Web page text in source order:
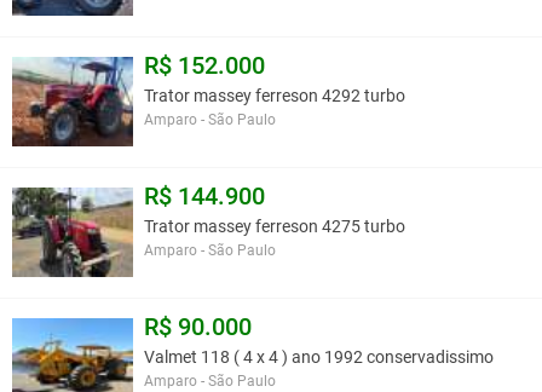
R$ 152.000
Trator massey ferreson 4292 turbo
Amparo - São Paulo
R$ 144.900
Trator massey ferreson 4275 turbo
Amparo - São Paulo
R$ 90.000
Valmet 118 ( 4 x 4 ) ano 1992 conservadissimo
Amparo - São Paulo